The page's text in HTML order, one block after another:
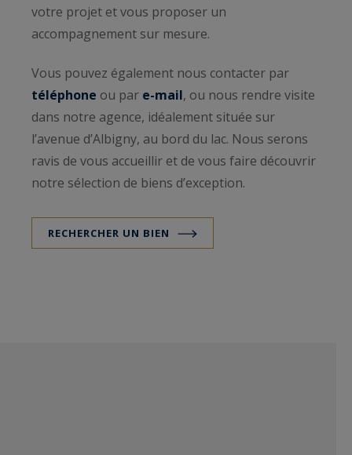
votre projet et vous proposer un
accompagnement sur mesure.
Vous pouvez également nous contacter par
téléphone ou par e-mail, ou nous rendre visite
dans notre agence, idéalement située sur
l’avenue d’Albigny, au bord du lac. Nous serons
ravis de vous accueillir et de vous faire découvrir
notre sélection de biens d’exception.
RECHERCHER UN BIEN